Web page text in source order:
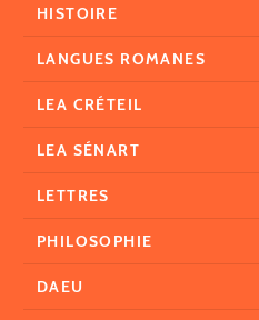
HISTOIRE
LANGUES ROMANES
LEA CRÉTEIL
LEA SÉNART
LETTRES
PHILOSOPHIE
DAEU